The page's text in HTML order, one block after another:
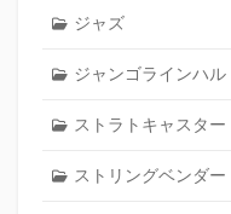
ジャズ
ジャンゴラインハル
ストラトキャスター
ストリングベンダー